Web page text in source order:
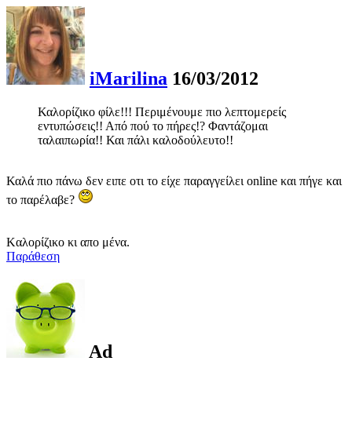
iMarilina 16/03/2012
Καλορίζικο φίλε!!! Περιμένουμε πιο λεπτομερείς
εντυπώσεις!! Από πού το πήρες!? Φαντάζομαι
ταλαιπωρία!! Και πάλι καλοδούλευτο!!
Καλά πιο πάνω δεν ειπε οτι το είχε παραγγείλει online και πήγε και
το παρέλαβε?
Kαλορίζικο κι απο μένα.
Παράθεση
Ad